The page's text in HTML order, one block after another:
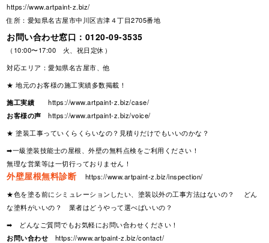
https://www.artpaint-z.biz/
住所：愛知県名古屋市中川区吉津４丁目2705番地
お問い合わせ窓口： 0120-09-3535
（10:00〜17:00 火、祝日定休）
対応エリア：愛知県名古屋市、他
★ 地元のお客様の施工実績多数掲載！
施工実績
https://www.artpaint-z.biz/case/
お客様の声
https://www.artpaint-z.biz/voice/
★ 塗装工事っていくらくらいなの？見積りだけでもいいのかな？
➡一級塗装技能士の屋根、外壁の無料点検をご利用ください！
無理な営業等は一切行っておりません！
外壁屋根無料診断
https://www.artpaint-z.biz/inspection/
★色を塗る前にシミュレーションしたい、塗装以外の工事方法はないの？ どん
な塗料がいいの？ 業者はどうやって選べばいいの？
➡ どんなご質問でもお気軽にお問い合わせください！
お問い合わせ
https://www.artpaint-z.biz/contact/